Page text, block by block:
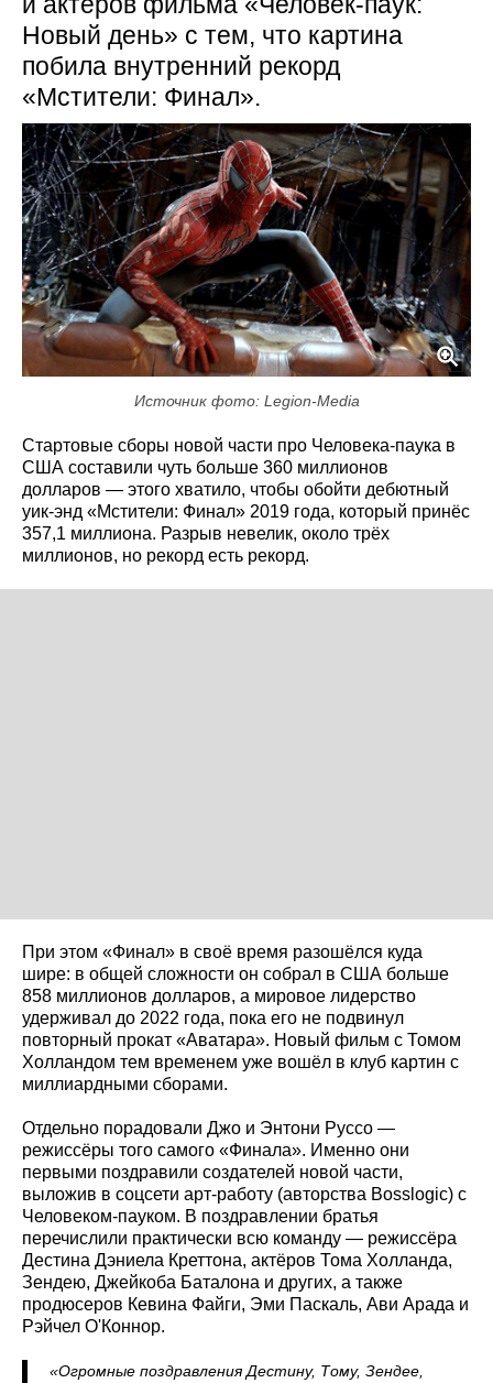
Новый день» с тем, что картина
побила внутренний рекорд
«Мстители: Финал».
Источник фото: Legion-Media
Стартовые сборы новой части про Человека-паука в
США составили чуть больше 360 миллионов
долларов — этого хватило, чтобы обойти дебютный
уик-энд «Мстители: Финал» 2019 года, который принёс
357,1 миллиона. Разрыв невелик, около трёх
миллионов, но рекорд есть рекорд.
При этом «Финал» в своё время разошёлся куда
шире: в общей сложности он собрал в США больше
858 миллионов долларов, а мировое лидерство
удерживал до 2022 года, пока его не подвинул
повторный прокат «Аватара». Новый фильм с Томом
Холландом тем временем уже вошёл в клуб картин с
миллиардными сборами.
Отдельно порадовали Джо и Энтони Руссо —
режиссёры того самого «Финала». Именно они
первыми поздравили создателей новой части,
выложив в соцсети арт-работу (авторства Bosslogic) с
Человеком-пауком. В поздравлении братья
перечислили практически всю команду — режиссёра
Дестина Дэниела Креттона, актёров Тома Холланда,
Зендею, Джейкоба Баталона и других, а также
продюсеров Кевина Файги, Эми Паскаль, Ави Арада и
Рэйчел О'Коннор.
«Огромные поздравления Дестину, Тому, Зендее,